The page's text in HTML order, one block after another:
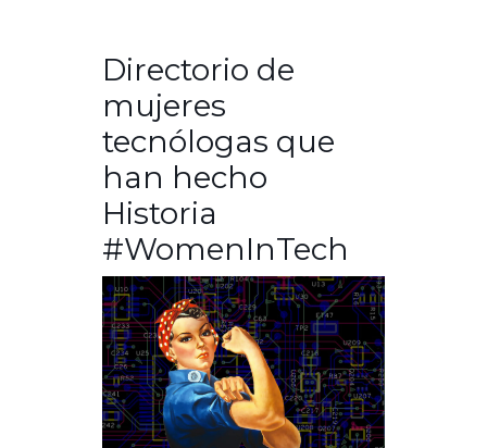
Directorio de
mujeres
tecnólogas que
han hecho
Historia
#WomenInTech